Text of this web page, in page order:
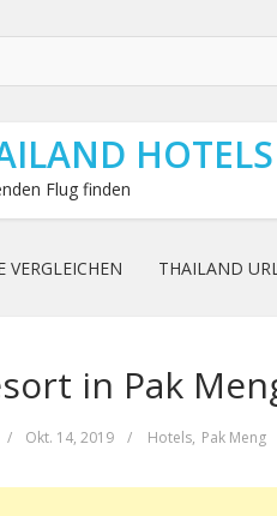
Flug finden
VERGLEICHEN THAILAND
in Pak
/ Okt. 14, 2019 / Hotels, Pak Meng